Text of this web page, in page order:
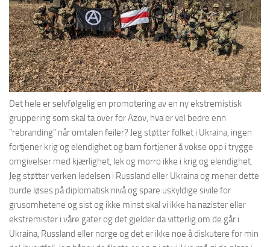
Det hele er selvfølgelig en promotering av en ny ekstremistisk
gruppering som skal ta over for Azov, hva er vel bedre enn
“rebranding” når omtalen feiler? Jeg støtter folket i Ukraina, ingen
fortjener krig og elendighet og barn fortjener å vokse opp i trygge
omgivelser med kjærlighet, lek og morro ikke i krig og elendighet.
Jeg støtter verken ledelsen i Russland eller Ukraina og mener dette
burde løses på diplomatisk nivå og spare uskyldige sivile for
grusomhetene og sist og ikke minst skal vi ikke ha nazister eller
ekstremister i våre gater og det gjelder da vitterlig om de går i
Ukraina, Russland eller norge og det er ikke noe å diskutere for min